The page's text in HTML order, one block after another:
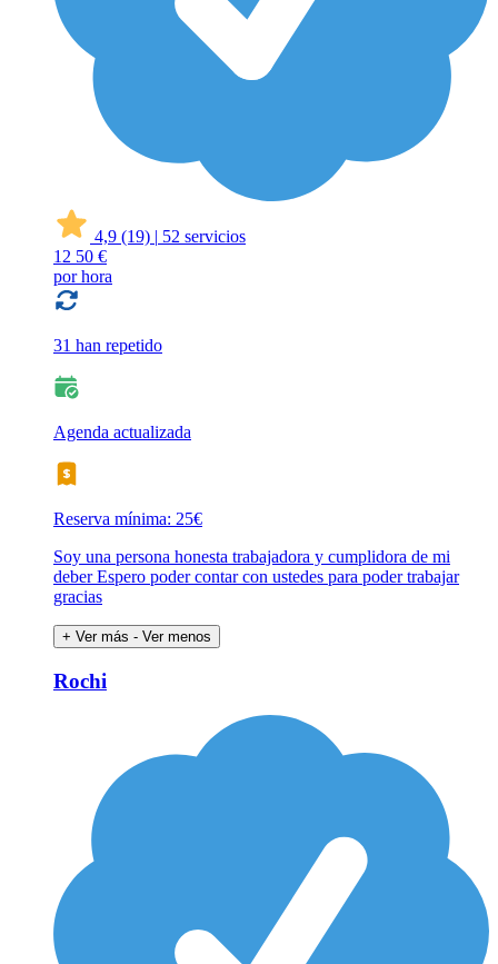
4,9 (19) | 52 servicios
12 50 €
por hora
31 han repetido
Agenda actualizada
Reserva mínima: 25€
Soy una persona honesta trabajadora y cumplidora de mi
deber Espero poder contar con ustedes para poder trabajar
gracias
+ Ver más - Ver menos
Rochi